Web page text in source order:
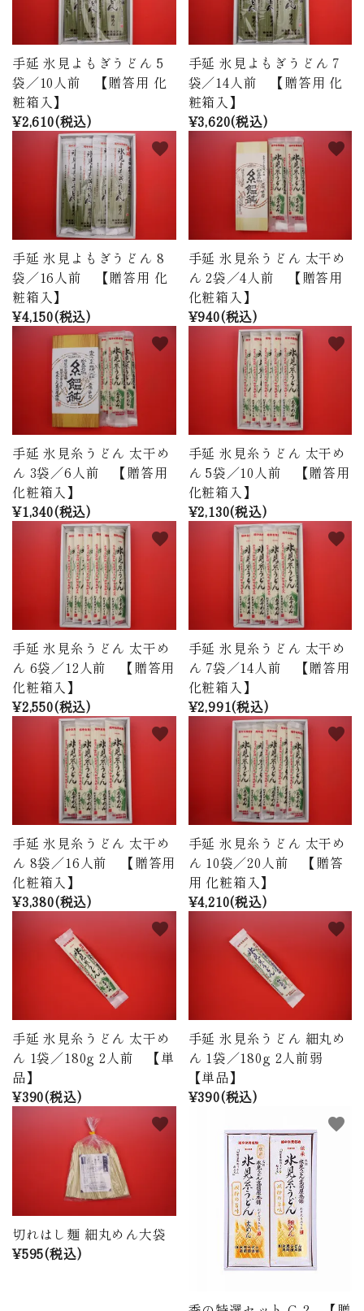
手延 氷見よもぎうどん 5
袋／10人前 【贈答用 化
粧箱入】
¥2,610(税込)
手延 氷見よもぎうどん 7
袋／14人前 【贈答用 化
粧箱入】
¥3,620(税込)
手延 氷見よもぎうどん 8
袋／16人前 【贈答用 化
粧箱入】
¥4,150(税込)
favorite
手延 氷見糸うどん 太干め
ん 2袋／4人前 【贈答用
化粧箱入】
¥940(税込)
favorite
手延 氷見糸うどん 太干め
ん 3袋／6人前 【贈答用
化粧箱入】
¥1,340(税込)
favorite
手延 氷見糸うどん 太干め
ん 5袋／10人前 【贈答用
化粧箱入】
¥2,130(税込)
favorite
手延 氷見糸うどん 太干め
ん 6袋／12人前 【贈答用
化粧箱入】
¥2,550(税込)
favorite
手延 氷見糸うどん 太干め
ん 7袋／14人前 【贈答用
化粧箱入】
¥2,991(税込)
favorite
手延 氷見糸うどん 太干め
ん 8袋／16人前 【贈答用
化粧箱入】
¥3,380(税込)
favorite
手延 氷見糸うどん 太干め
ん 10袋／20人前 【贈答
用 化粧箱入】
¥4,210(税込)
favorite
手延 氷見糸うどん 太干め
ん 1袋／180g 2人前 【単
品】
¥390(税込)
favorite
手延 氷見糸うどん 細丸め
ん 1袋／180g 2人前弱
【単品】
¥390(税込)
favorite
切れはし麺 細丸めん大袋
¥595(税込)
favorite favorite